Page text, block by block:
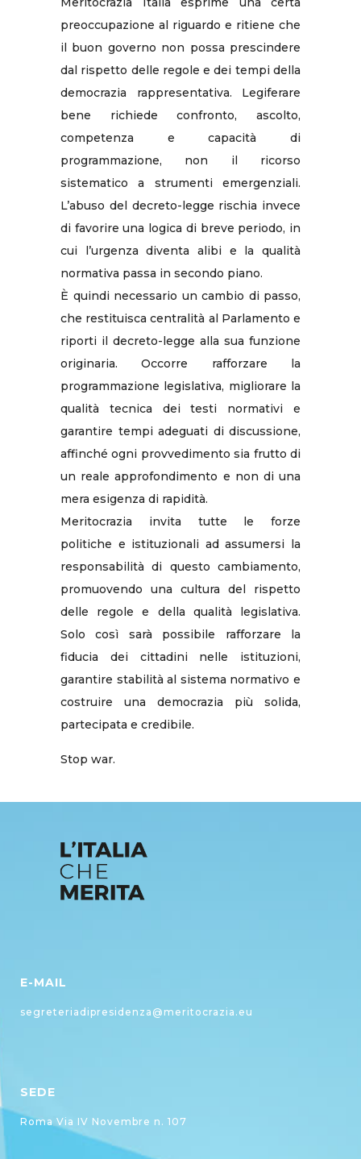
preoccupazione al riguardo e ritiene che
il buon governo non possa prescindere
dal rispetto delle regole e dei tempi della
democrazia rappresentativa. Legiferare
bene richiede confronto, ascolto,
competenza e capacità di
programmazione, non il ricorso
sistematico a strumenti emergenziali.
L’abuso del decreto-legge rischia invece
di favorire una logica di breve periodo, in
cui l’urgenza diventa alibi e la qualità
normativa passa in secondo piano.
È quindi necessario un cambio di passo,
che restituisca centralità al Parlamento e
riporti il decreto-legge alla sua funzione
originaria. Occorre rafforzare la
programmazione legislativa, migliorare la
qualità tecnica dei testi normativi e
garantire tempi adeguati di discussione,
affinché ogni provvedimento sia frutto di
un reale approfondimento e non di una
mera esigenza di rapidità.
Meritocrazia invita tutte le forze
politiche e istituzionali ad assumersi la
responsabilità di questo cambiamento,
promuovendo una cultura del rispetto
delle regole e della qualità legislativa.
Solo così sarà possibile rafforzare la
fiducia dei cittadini nelle istituzioni,
garantire stabilità al sistema normativo e
costruire una democrazia più solida,
partecipata e credibile.
Stop war.
E-MAIL
segreteriadipresidenza@meritocrazia.eu
SEDE
Roma Via IV Novembre n. 107